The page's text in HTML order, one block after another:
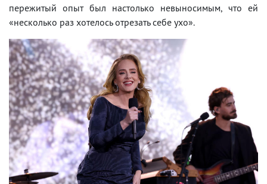
пережитый опыт был настолько невыносимым, что ей
«несколько раз хотелось отрезать себе ухо».